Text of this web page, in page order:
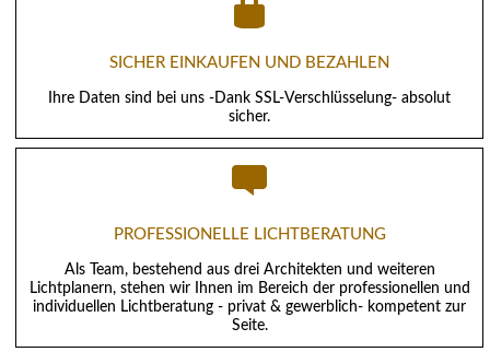
SICHER EINKAUFEN UND BEZAHLEN
Ihre Daten sind bei uns -Dank SSL-Verschlüsselung- absolut
sicher.
PROFESSIONELLE LICHTBERATUNG
Als Team, bestehend aus drei Architekten und weiteren
Lichtplanern, stehen wir Ihnen im Bereich der professionellen und
individuellen Lichtberatung - privat & gewerblich- kompetent zur
Seite.